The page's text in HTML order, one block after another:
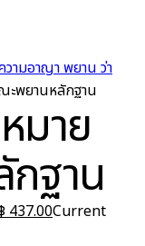
ามอาญา พยาน ว่า
ะพยานหลักฐาน
มาย
ฐาน
437.00Current